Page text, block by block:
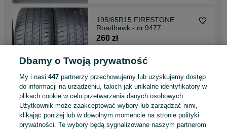
195/65R15 FIRESTONE
Roadhawk - nr.9477
260 zł
Pabianice
215/65R16C CONTINENTAL
ContiVanContact 100 -
nr.9462/9621
750 zł
Dbamy o Twoją prywatność
My i nasi447 partnerzy przechowujemy lub uzyskujemy dostęp
do informacji na urządzeniu, takich jak unikalne identyfikatory w
plikach cookie w celu przetwarzania danych osobowych.
Użytkownik może zaakceptować wybory lub zarządzać nimi,
klikając poniżej lub w dowolnym momencie na stronie polityki
prywatności. Te wybory będą sygnalizowane naszym partnerom